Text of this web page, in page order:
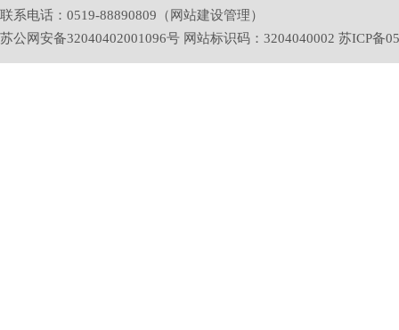
联系电话：0519-88890809（网站建设管理）
苏公网安备32040402001096号 网站标识码：3204040002 苏ICP备